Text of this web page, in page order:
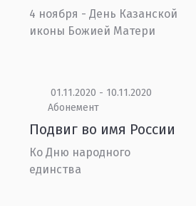
4 ноября - День Казанской
иконы Божией Матери
01.11.2020 - 10.11.2020
Абонемент
Подвиг во имя России
Ко Дню народного
единства